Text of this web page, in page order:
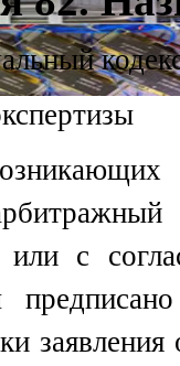
или с
заявления